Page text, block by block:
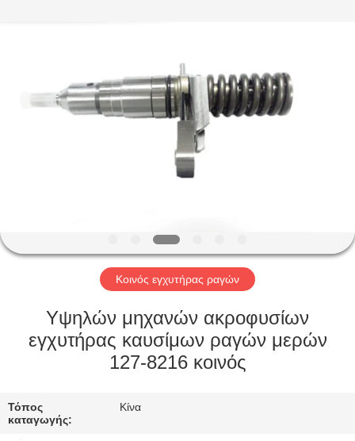
ΠΕΡΊΠΟΥ
ΕΜΕΊΣ
ΓΎΡΟΣ
ΕΡΓΟΣΤΑΣΊΩΝ
ΈΛΕΓΧΟΣ
Κοινός εγχυτήρας ραγών
Υψηλών μηχανών ακροφυσίων
εγχυτήρας καυσίμων ραγών μερών
127-8216 κοινός
Τόπος
καταγωγής:
Κίνα